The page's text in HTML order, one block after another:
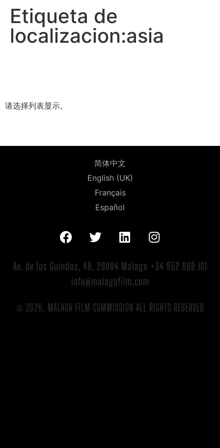
Etiqueta de
localizacion:asia
请选择列表显示。
简体中文
English (UK)
Français
Español
Av. de los Guindos, 48, 29004 Málaga +34 952 069 101
info@malagafilm.com
© 2026, MÁLAGA FILM COMMISSION ALL RIGHTS RESERVED